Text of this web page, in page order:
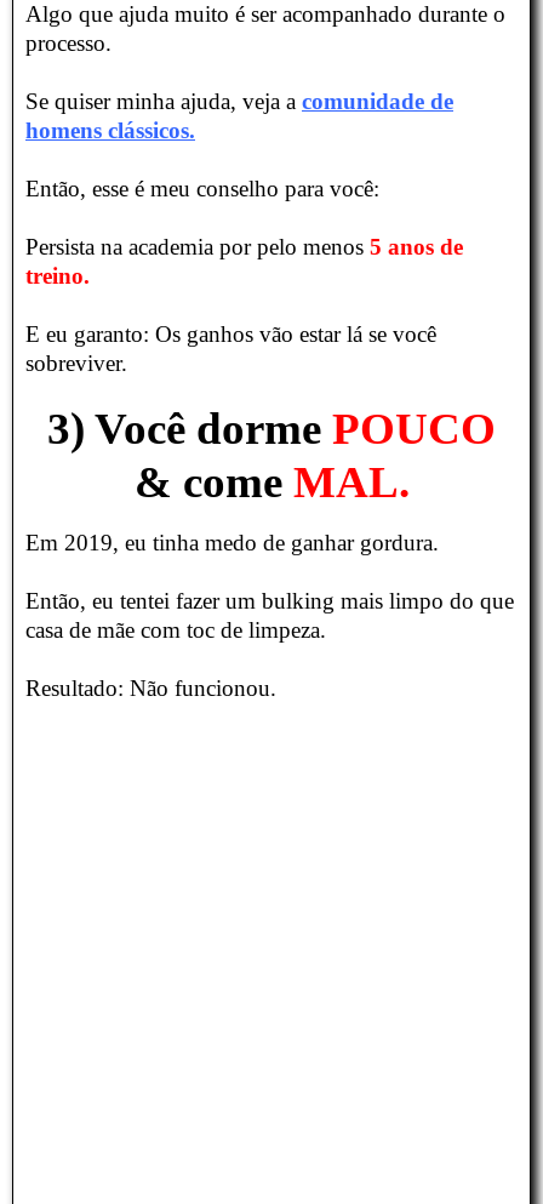
Algo que ajuda muito é ser acompanhado durante o
processo.
Se quiser minha ajuda, veja a comunidade de
homens clássicos.
Então, esse é meu conselho para você:
Persista na academia por pelo menos 5 anos de
treino.
E eu garanto: Os ganhos vão estar lá se você
sobreviver.
3) Você dorme POUCO
& come MAL.
Em 2019, eu tinha medo de ganhar gordura.
Então, eu tentei fazer um bulking mais limpo do que
casa de mãe com toc de limpeza.
Resultado: Não funcionou.